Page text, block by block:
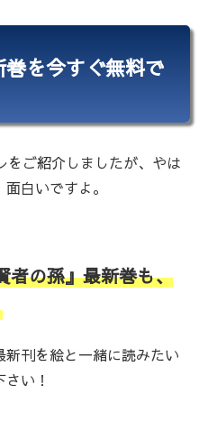
を今すぐ無料で
をご紹介しましたが、やは
白いですよ。
者の孫』最新巻も、
刊を絵と一緒に読みたい
い！